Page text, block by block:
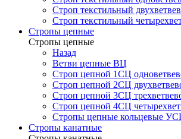
Строп текстильный
Строп текстильный
Стропы цепные
Стропы цепные
Назад
Ветви цепные ВЦ
Строп цепной 1СЦ
Строп цепной 2СЦ
Строп цепной 3СЦ
Строп цепной 4СЦ
Стропы цепные кольцевые
Стропы канатные